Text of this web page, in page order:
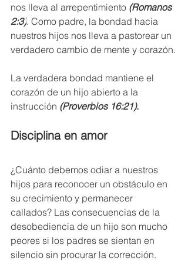
nos lleva al arrepentimiento (Romanos
2:3). Como padre, la bondad hacia
nuestros hijos nos lleva a pastorear un
verdadero cambio de mente y corazón.
La verdadera bondad mantiene el
corazón de un hijo abierto a la
instrucción (Proverbios 16:21).
Disciplina en amor
¿Cuánto debemos odiar a nuestros
hijos para reconocer un obstáculo en
su crecimiento y permanecer
callados? Las consecuencias de la
desobediencia de un hijo son mucho
peores si los padres se sientan en
silencio sin procurar la corrección.